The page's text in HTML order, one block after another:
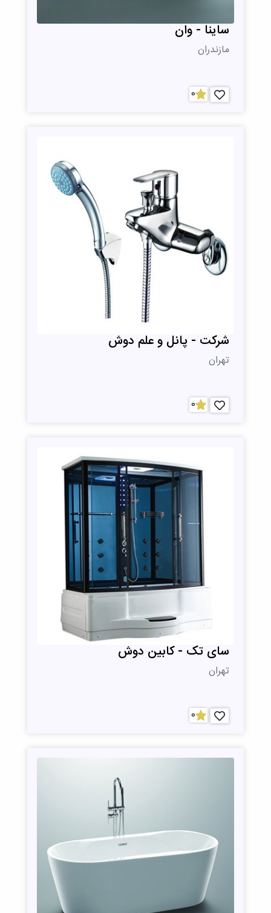
ساینا - وان
مازندران
0
شرکت - پانل و علم دوش
تهران
0
سای تک - کابین دوش
تهران
0